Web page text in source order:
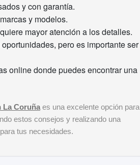
y con garantía.
y modelos.
mayor atención a los detalles.
pero es importante ser
online donde puedes encontrar una
La Coruña es una excelente opción para
estos consejos y realizando una
tus necesidades.